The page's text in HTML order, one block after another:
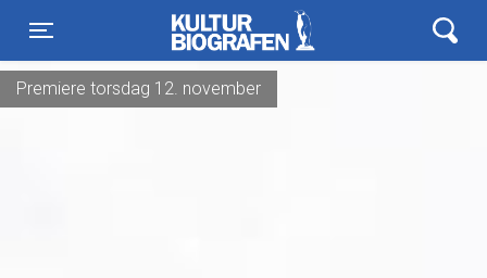
Toggle navigation
Kulturbiografen
Premiere torsdag 12. november